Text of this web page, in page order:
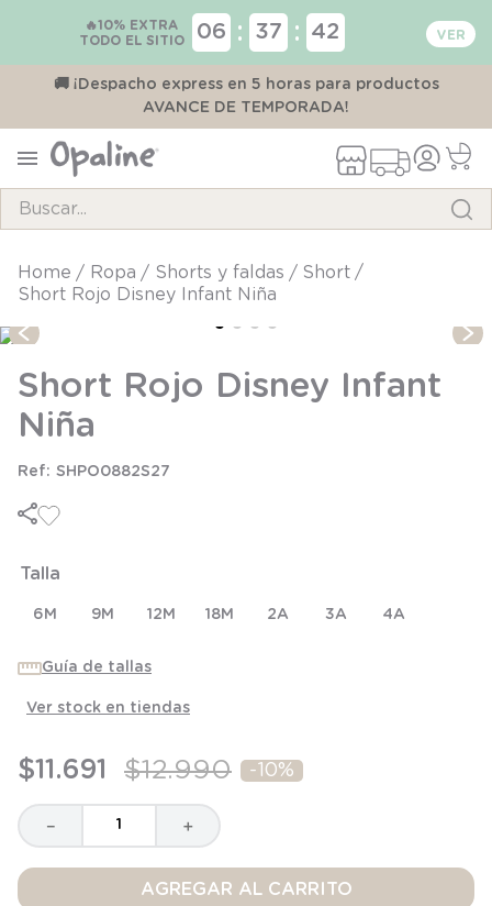
🔥10% EXTRA
TODO EL SITIO
06 : 37 : 42
🚚 ¡Despacho express en 5 horas para productos
AVANCE DE TEMPORADA!
ropa shorts y faldas
short
Short Rojo Disney Infant Niña
Short Rojo Disney Infant
Niña
SHPO0882S27
Talla
6M 9M 12M 18M 2A 3A 4A
Guía de tallas
Ver stock en tiendas
$11 .691 $12.990 -10%
＋
－
AGREGAR AL CARRITO
TÉRMINOS MÁS BUSCADOS
pijama
3.
zapatillas
.
body
5
manta
8.
9.
saco